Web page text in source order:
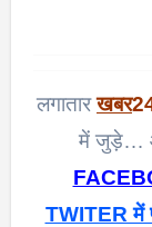
लगातारखबर
में जुड़े…
TWITER में